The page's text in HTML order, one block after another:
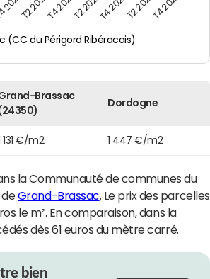
(CC du Périgord Ribéracois)
Brassac
Dordogne
1 131 €/m2 1 447 €/m2
la Communauté de communes du
deGrand-Brassac . Le prix des parcelles
le m². En comparaison, dans la
dès 61 euros du mètre carré.
bien